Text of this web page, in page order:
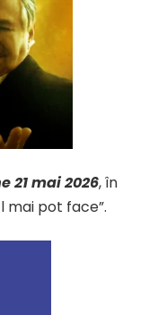
21 mai 2026, în
mai pot face”.